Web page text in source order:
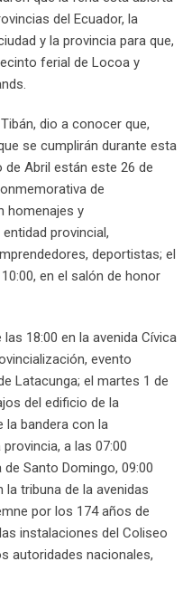
del Ecuador, la
y la provincia para que,
ferial de Locoa y
dio a conocer que,
se cumplirán durante esta
Abril están este 26 de
de
homenajes y
provincial,
deportistas; el
en el salón de honor
18:00 en la avenida Cívica
evento
Latacunga; el martes 1 de
del edificio de la
la bandera con la
a las 07:00
Santo Domingo, 09:00
tribuna de la avenidas
por los 174 años de
instalaciones del Coliseo
autoridades nacionales,